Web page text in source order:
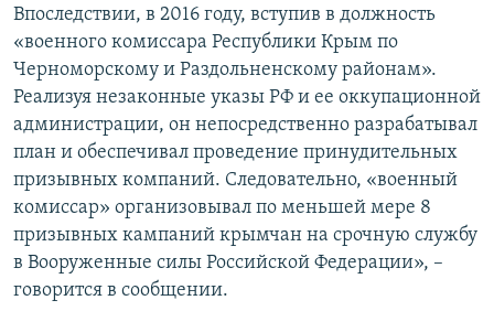
Впоследствии, в 2016 году, вступив в должность
«военного комиссара Республики Крым по
Черноморскому и Раздольненскому районам».
Реализуя незаконные указы РФ и ее оккупационной
администрации, он непосредственно разрабатывал
план и обеспечивал проведение принудительных
призывных компаний. Следовательно, «военный
комиссар» организовывал по меньшей мере 8
призывных кампаний крымчан на срочную службу
в Вооруженные силы Российской Федерации», –
говорится в сообщении.